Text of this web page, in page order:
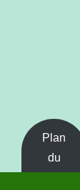
Plan
du